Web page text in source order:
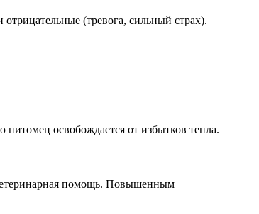
(тревога, сильный страх).
освобождается от избытков тепла.
помощь. Повышенным